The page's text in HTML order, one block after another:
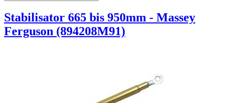
Stabilisator 665 bis 950mm - Massey
Ferguson (894208M91)